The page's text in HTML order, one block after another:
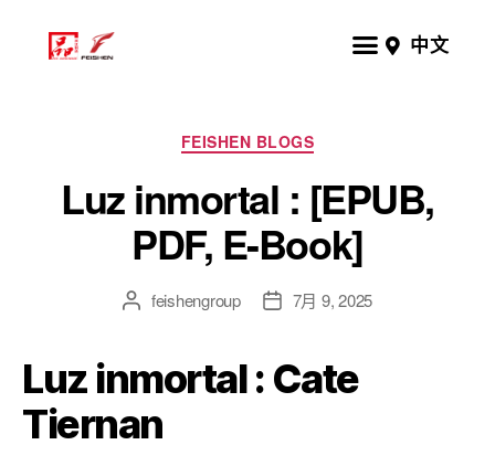
中文
FEISHEN BLOGS
Luz inmortal : [EPUB,
PDF, E-Book]
feishengroup 7月 9, 2025
Luz inmortal : Cate
Tiernan